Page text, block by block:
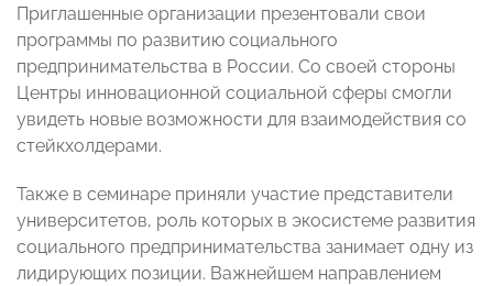
Приглашенные организации презентовали свои
программы по развитию социального
предпринимательства в России. Со своей стороны
Центры инновационной социальной сферы смогли
увидеть новые возможности для взаимодействия со
стейкхолдерами.
Также в семинаре приняли участие представители
университетов, роль которых в экосистеме развития
социального предпринимательства занимает одну из
лидирующих позиции. Важнейшем направлением